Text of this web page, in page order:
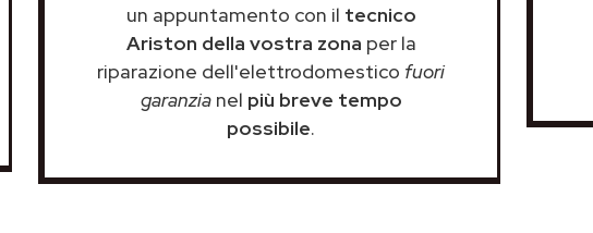
un appuntamento con il tecnico
Ariston della vostra zona per la
riparazione dell'elettrodomestico fuori
garanzianel più breve tempo
possibile.